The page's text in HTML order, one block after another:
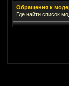
Обращения к
Где найти список